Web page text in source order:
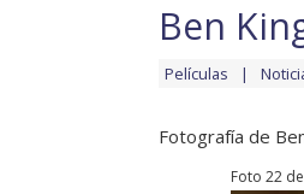
Ben
Películas
Fotografía de
Foto 22